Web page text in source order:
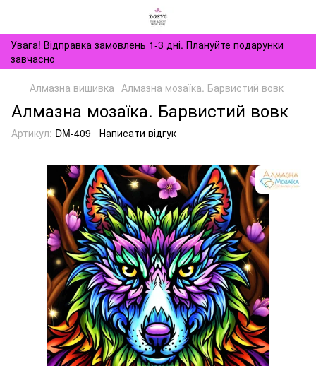
Увага! Відправка замовлень 1-3 дні. Плануйте подарунки
завчасно
Алмазна вишивка Алмазна мозаїка. Барвистий вовк
Алмазна мозаїка. Барвистий вовк
Артикул: DM-409 Написати відгук